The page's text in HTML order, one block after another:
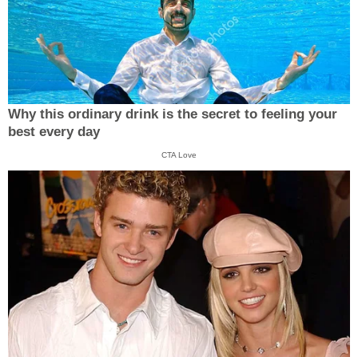
Why this ordinary drink is the secret to feeling your
best every day
CTA Love